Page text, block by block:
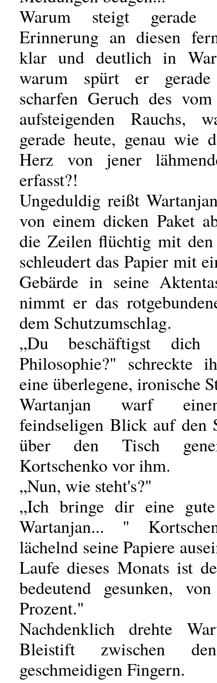
Warum steigt gerade
Erinnerung an diesen
klar und deutlich in
warum spürt er
scharfen Geruch des
aufsteigenden Rauchs,
gerade heute, genau wie
Herz von jener
erfasst?!
Ungeduldig reißt
von einem dicken Paket
die Zeilen flüchtig mit
schleudert das Papier mit
Gebärde in seine
nimmt er das
dem Schutzumschlag.
„Du beschäftigst
Philosophie?" schreckte
eine überlegene, ironische
Wartanjan warf
feindseligen Blick auf
über den Tisch
Kortschenko vor ihm.
„Nun, wie steht's?"
„Ich bringe dir eine
Wartanjan... "
lächelnd seine Papiere
Laufe dieses Monats ist
bedeutend gesunken,
Prozent."
Nachdenklich drehte
Bleistift zwischen
geschmeidigen Fingern.